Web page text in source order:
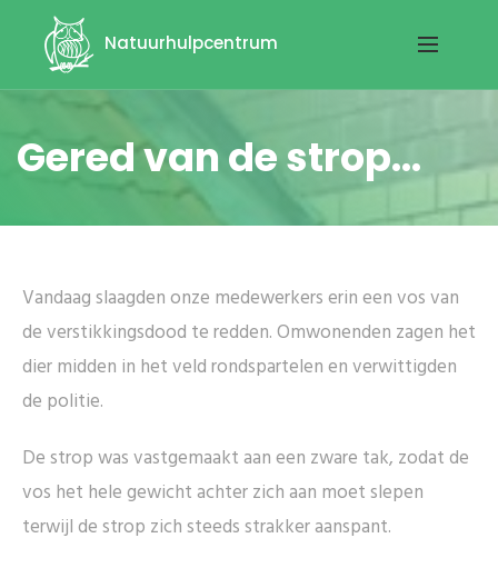
Natuurhulpcentrum
Gered van de strop...
Vandaag slaagden onze medewerkers erin een vos van
de verstikkingsdood te redden. Omwonenden zagen het
dier midden in het veld rondspartelen en verwittigden
de politie.
De strop was vastgemaakt aan een zware tak, zodat de
vos het hele gewicht achter zich aan moet slepen
terwijl de strop zich steeds strakker aanspant.